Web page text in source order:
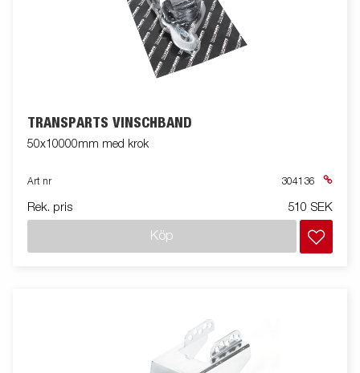
TRANSPARTS VINSCHBAND
50x10000mm med krok
Art nr 304136
Rek. pris 510 SEK
Köp